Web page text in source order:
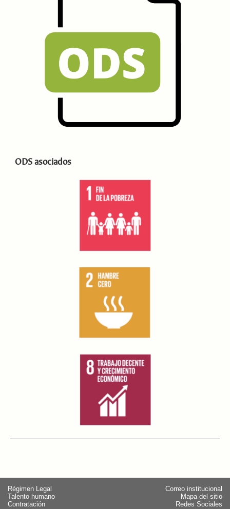
ODS asociados
Régimen Legal
Talento humano
Contratación
Correo institucional
Mapa del sitio
Redes Sociales